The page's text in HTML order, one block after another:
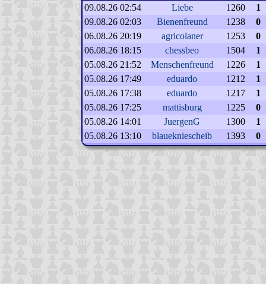
09.08.26 02:54 Liebe 1260
1
09.08.26 02:03
Bienenfreund 1238
0
06.08.26 20:19
agricolaner 1253
0
06.08.26 18:15
chessbeo 1504
1
05.08.26 21:52
Menschenfreund 1226
1
05.08.26 17:49
eduardo 1212
1
05.08.26 17:38
eduardo 1217
1
05.08.26 17:25
mattisburg 1225
0
05.08.26 14:01
JuergenG 1300
1
05.08.26 13:10
blauekniescheib 1393 0